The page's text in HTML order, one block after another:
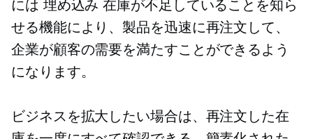
には 埋め込み 在庫が不足していることを知ら
せる機能により、製品を迅速に再注文して、
企業が顧客の需要を満たすことができるよう
になります。
ビジネスを拡大したい場合は、再注文した在